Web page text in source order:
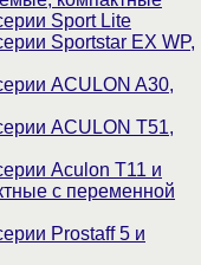
Sport Lite
Sportstar EX WP,
ACULON A30,
ACULON Т51,
Aculon T11 и
с переменной
Prostaff 5 и